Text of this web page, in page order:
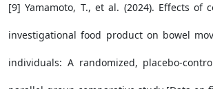
[9] Yamamoto, T., et al. (2024). Effects of
investigational food product on bowel
individuals: A randomized, placebo-